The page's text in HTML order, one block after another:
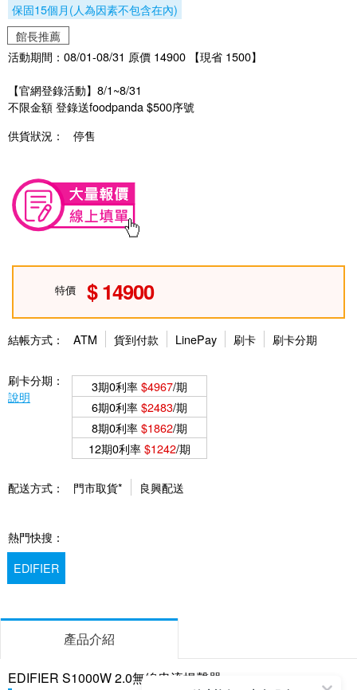
保固15個月(人為因素不包含在內)
館長推薦
活動期間：08/01-08/31 原價 14900 【現省 1500】
【官網登錄活動】8/1~8/31
不限金額 登錄送foodpanda $500序號
供貨狀況：
停售
特價 14900
結帳方式： ATM 貨到付款 LinePay 刷卡 刷卡分期
刷卡分期：
說明
3期0利率$4967/期
6期0利率$2483/期
8期0利率$1862/期
12期0利率$1242/期
配送方式： 門市取貨* 良興配送
熱門快搜：
EDIFIER
產品介紹
EDIFIER S1000W 2.0無線串流揚聲器